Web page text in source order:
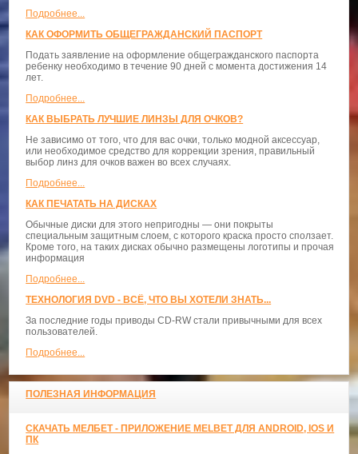
Подробнее...
КАК ОФОРМИТЬ ОБЩЕГРАЖДАНСКИЙ ПАСПОРТ
Подать заявление на оформление общегражданского паспорта
ребенку необходимо в течение 90 дней с момента достижения 14
лет.
Подробнее...
КАК ВЫБРАТЬ ЛУЧШИЕ ЛИНЗЫ ДЛЯ ОЧКОВ?
Не зависимо от того, что для вас очки, только модной аксессуар,
или необходимое средство для коррекции зрения, правильный
выбор линз для очков важен во всех случаях.
Подробнее...
КАК ПЕЧАТАТЬ НА ДИСКАХ
Обычные диски для этого непригодны — они покрыты
специальным защитным слоем, с которого краска просто сползает.
Кроме того, на таких дисках обычно размещены логотипы и прочая
информация
Подробнее...
ТЕХНОЛОГИЯ DVD - ВСЁ, ЧТО ВЫ ХОТЕЛИ ЗНАТЬ...
За последние годы приводы CD-RW стали привычными для всех
пользователей.
Подробнее...
ПОЛЕЗНАЯ ИНФОРМАЦИЯ
СКАЧАТЬ МЕЛБЕТ - ПРИЛОЖЕНИЕ MELBET ДЛЯ ANDROID, IOS И
ПК